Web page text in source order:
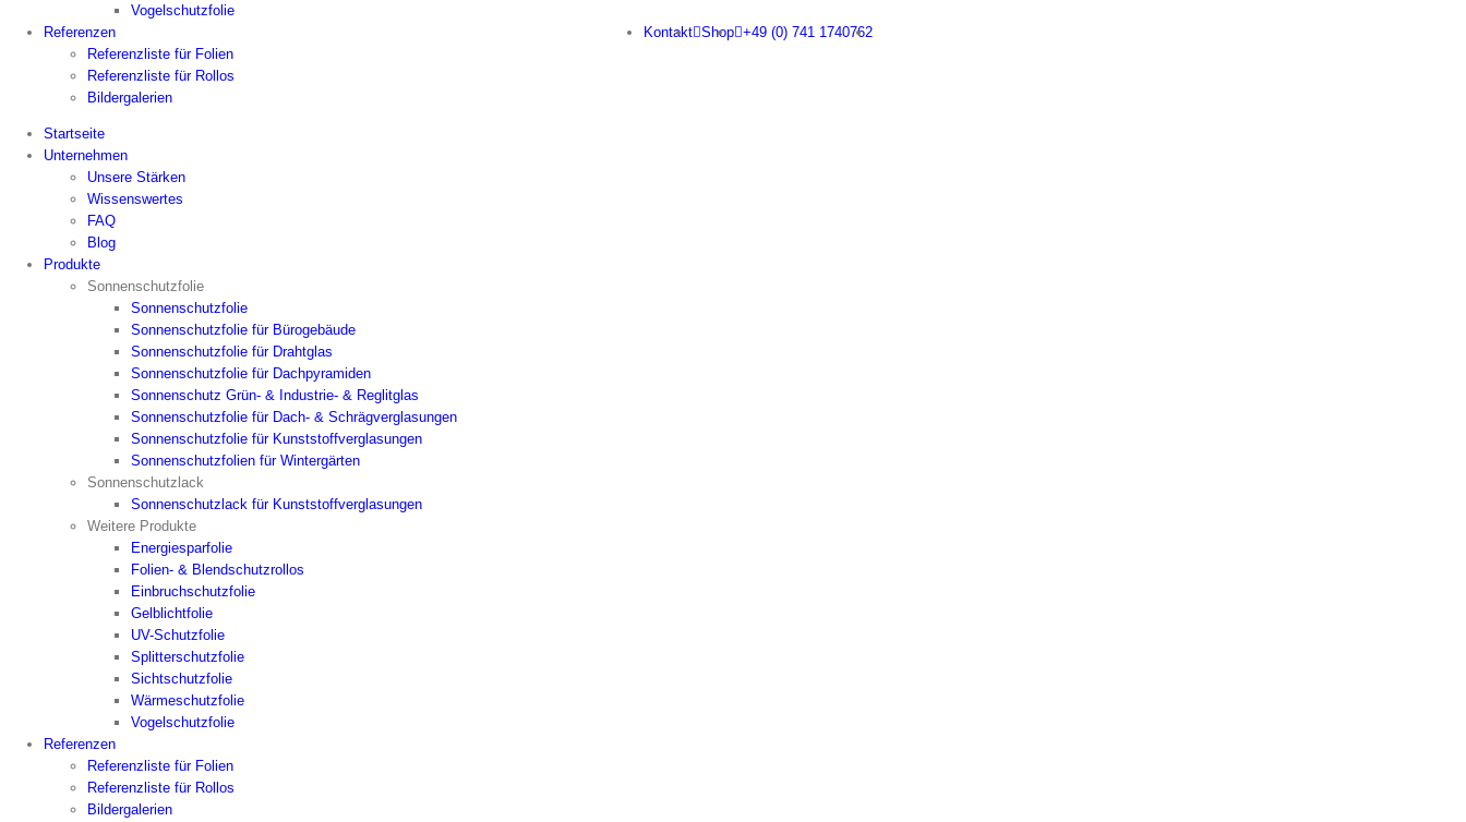
Vogelschutzfolie
Referenzen
Referenzliste für Folien
Referenzliste für Rollos
Bildergalerien
Kontakt Shop +49 (0) 741 1740762
Startseite
Unternehmen
Unsere Stärken
Wissenswertes
FAQ
Blog
Produkte
Sonnenschutzfolie
Sonnenschutzfolie
Sonnenschutzfolie für Bürogebäude
Sonnenschutzfolie für Drahtglas
Sonnenschutzfolie für Dachpyramiden
Sonnenschutz Grün- & Industrie- & Reglitglas
Sonnenschutzfolie für Dach- & Schrägverglasungen
Sonnenschutzfolie für Kunststoffverglasungen
Sonnenschutzfolien für Wintergärten
Sonnenschutzlack
Sonnenschutzlack für Kunststoffverglasungen
Weitere Produkte
Energiesparfolie
Folien- & Blendschutzrollos
Einbruchschutzfolie
Gelblichtfolie
UV-Schutzfolie
Splitterschutzfolie
Sichtschutzfolie
Wärmeschutzfolie
Vogelschutzfolie
Referenzen
Referenzliste für Folien
Referenzliste für Rollos
Bildergalerien